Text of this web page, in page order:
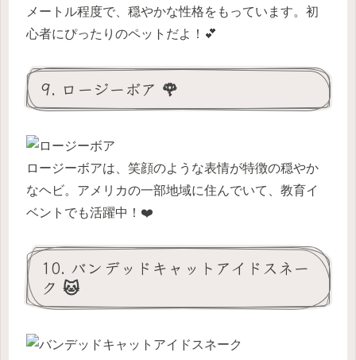
メートル程度で、穏やかな性格をもっています。初
心者にぴったりのペットだよ！💕
9. ロージーボア 🌹
ロージーボアは、笑顔のような表情が特徴の穏やか
なヘビ。アメリカの一部地域に住んでいて、教育イ
ベントでも活躍中！❤️
10. バンデッドキャットアイドスネー
ク 🐱